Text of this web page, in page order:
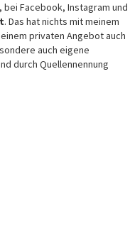
Facebook, Instagram und
. Das hat nichts mit meinem
privaten Angebot auch
auch eigene
durch Quellennennung